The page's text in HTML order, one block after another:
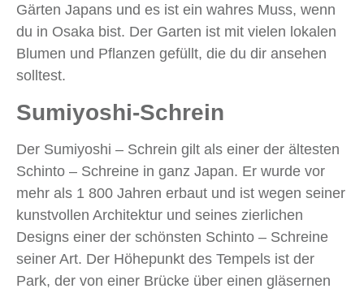
Gärten Japans und es ist ein wahres Muss, wenn
du in Osaka bist. Der Garten ist mit vielen lokalen
Blumen und Pflanzen gefüllt, die du dir ansehen
solltest.
Sumiyoshi-Schrein
Der Sumiyoshi – Schrein gilt als einer der ältesten
Schinto – Schreine in ganz Japan. Er wurde vor
mehr als 1 800 Jahren erbaut und ist wegen seiner
kunstvollen Architektur und seines zierlichen
Designs einer der schönsten Schinto – Schreine
seiner Art. Der Höhepunkt des Tempels ist der
Park, der von einer Brücke über einen gläsernen